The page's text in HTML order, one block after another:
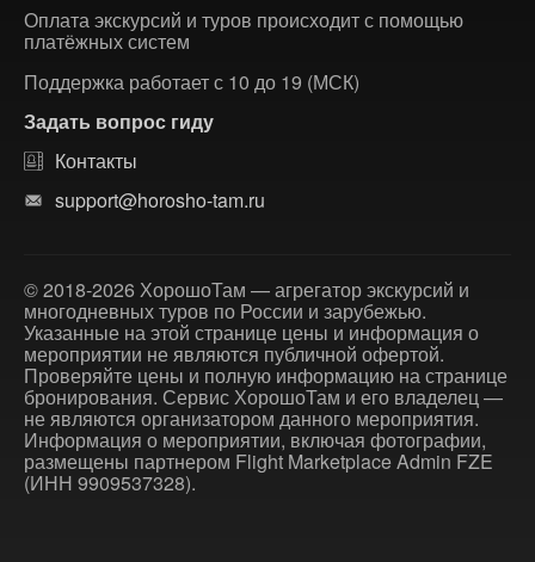
Оплата экскурсий и туров происходит с помощью
платёжных систем
Поддержка работает с 10 до 19 (МСК)
Задать вопрос гиду
Контакты
support@horosho-tam.ru
© 2018-2026 ХорошоТам — агрегатор экскурсий и
многодневных туров по России и зарубежью.
Указанные на этой странице цены и информация о
мероприятии не являются публичной офертой.
Проверяйте цены и полную информацию на странице
бронирования. Сервис ХорошоТам и его владелец —
не являются организатором данного мероприятия.
Информация о мероприятии, включая фотографии,
размещены партнером Flight Marketplace Admin FZE
(ИНН 9909537328).